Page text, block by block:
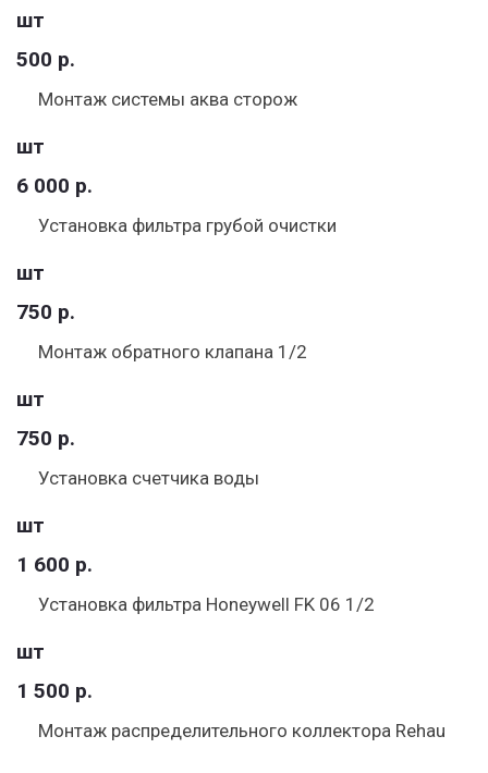
шт
500 р.
Монтаж системы аква сторож
шт
6 000 р.
Установка фильтра грубой очистки
шт
750 р.
Монтаж обратного клапана 1/2
шт
750 р.
Установка счетчика воды
шт
1 600 р.
Установка фильтра Honeywell FK 06 1/2
шт
1 500 р.
Монтаж распределительного коллектора Rehau